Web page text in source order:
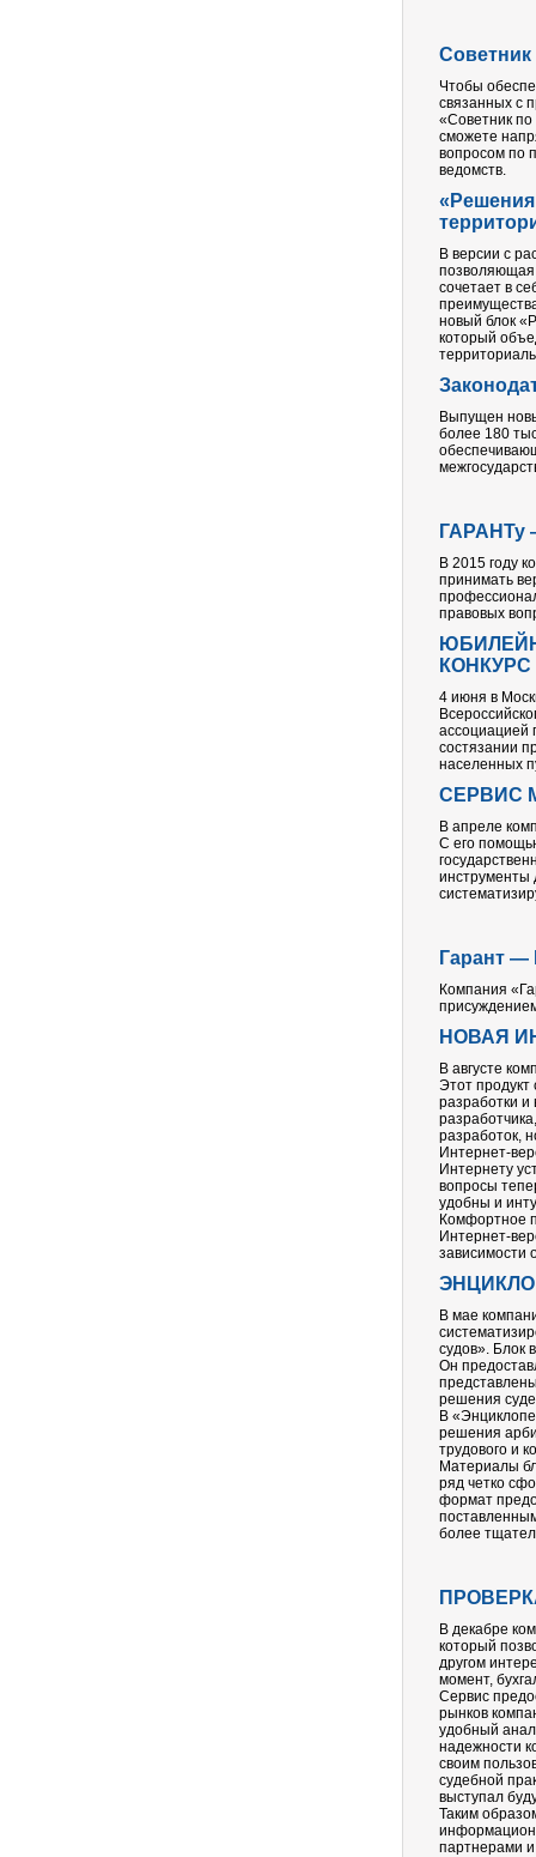
Чтобы
связанных с
«Советник
сможете
вопросом по
ведомств.
В версии с
позволяющая
сочетает в
новый блок
который
Выпущен
более 180
ГАРАНТу
В 2015 году
принимать
правовых
4 июня в
ассоциацией
состязании
населенных
СЕРВИС
В апреле
С его
инструменты
Гарант —
Компания
НОВАЯ
В августе
Этот продукт
разработки и
разработок,
Интернет-
Интернету
вопросы
удобны и
Комфортное
Интернет-
зависимости
В мае
судов». Блок
Он
решения
В
решения
трудового и
Материалы
ряд четко
формат
более
В декабре
который
другом
момент,
Сервис
рынков
удобный
надежности
своим
судебной
выступал
Таким
партнерами